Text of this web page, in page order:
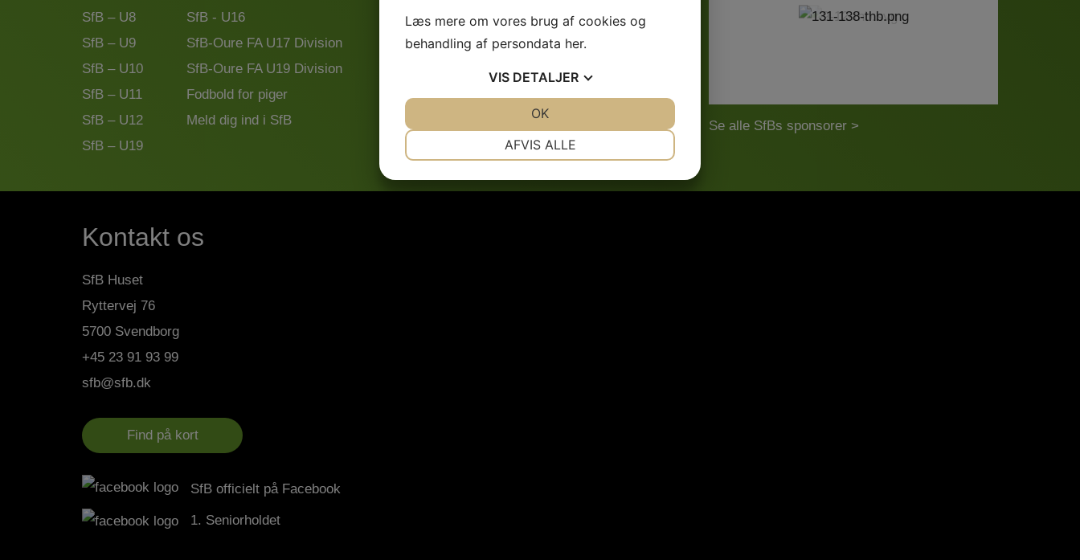
SfB – U8
SfB – U9
SfB – U10
SfB – U11
SfB – U12
SfB – U19
SfB - U16
SfB-Oure FA U17 Division
SfB-Oure FA U19 Division
Fodbold for piger
Meld dig ind i SfB
OB 70 + 45 Kreds 11
OB 70 +38 Kreds 7
Grand Old Masters
+ 65 Fodbold
Fodbold fitness
Se alle SfBs sponsorer >
Kontakt os
SfB Huset
Ryttervej 76
5700 Svendborg
+45 23 91 93 99
sfb@sfb.dk
Find på kort
SfB officielt på Facebook
1. Seniorholdet
Læs mere om vores brug af cookies og
behandling af persondata her.
VIS DETALJER
MARKETING STATISTIK
AFVIS ALLE
OK